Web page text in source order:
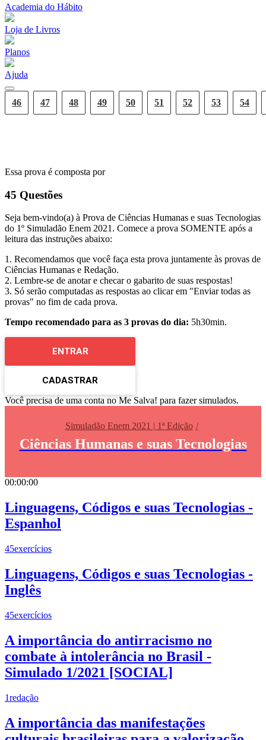
Academia do Hábito
Loja de Livros
Planos
Ajuda
46 47 48 49 50 51 52 53 54
Essa prova é composta por
45 Questões
Seja bem-vindo(a) à Prova de Ciências Humanas e suas Tecnologias
do 1º Simuladão Enem 2021. Comece a prova SOMENTE após a
leitura das instruções abaixo:
1. Recomendamos que você faça esta prova juntamente às provas de
Ciências Humanas e Redação.
2. Lembre-se de anotar e checar o gabarito de suas respostas!
3. Só serão computadas as respostas ao clicar em "Enviar todas as
provas" no fim de cada prova.
Tempo recomendado para as 3 provas do dia: 5h30min.
ENTRAR
CADASTRAR
Você precisa de uma conta no Me Salva! para fazer simulados.
Simuladão Enem 2021 | 1ª Edição
Ciências Humanas e suas Tecnologias
00:00:00
Linguagens, Códigos e suas Tecnologias -
Espanhol
45exercícios
Linguagens, Códigos e suas Tecnologias -
Inglês
45exercícios
A importância do antirracismo no
combate à intolerância no Brasil -
Simulado 1/2021 [SOCIAL]
1redação
A importância das manifestações